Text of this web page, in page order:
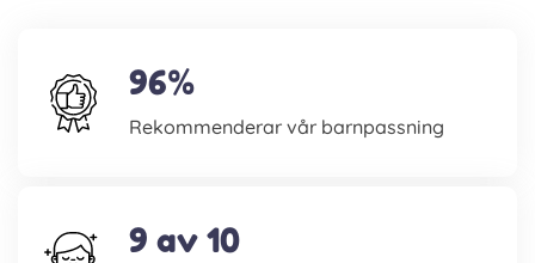
96%
Rekommenderar vår barnpassning
9 av 10